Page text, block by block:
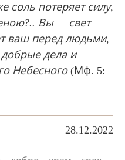
соль потеряет силу,
Вы — свет
ваш перед людьми,
дела и
Небесного(Мф. 5:
28.12.2022